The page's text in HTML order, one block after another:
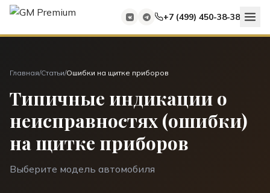
+7 (499) 450-38-38
Главная/Статьи/Ошибки на щитке приборов
Типичные индикации о
неисправностях (ошибки)
на щитке приборов
Выберите модель автомобиля